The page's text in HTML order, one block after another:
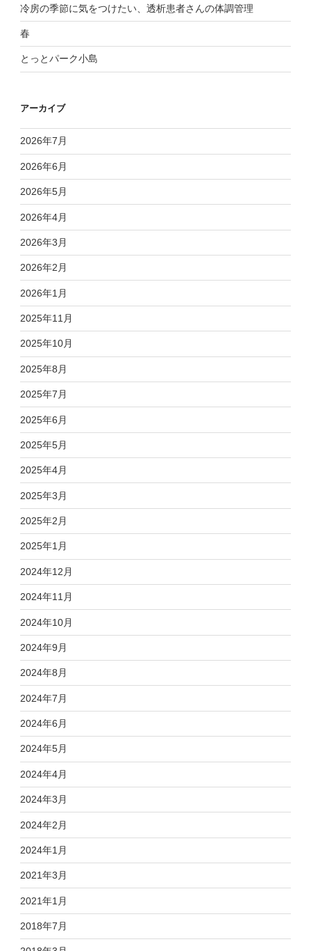
冷房の季節に気をつけたい、透析患者さんの体調管理
春
とっとパーク小島
アーカイブ
2026年7月
2026年6月
2026年5月
2026年4月
2026年3月
2026年2月
2026年1月
2025年11月
2025年10月
2025年8月
2025年7月
2025年6月
2025年5月
2025年4月
2025年3月
2025年2月
2025年1月
2024年12月
2024年11月
2024年10月
2024年9月
2024年8月
2024年7月
2024年6月
2024年5月
2024年4月
2024年3月
2024年2月
2024年1月
2021年3月
2021年1月
2018年7月